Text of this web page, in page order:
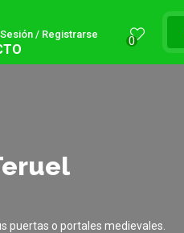
0
/ Registrarse
puertas o portales medievales.